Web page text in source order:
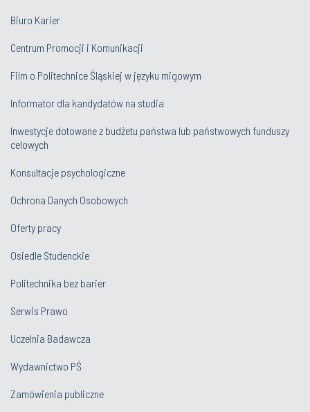
Biuro Karier
Centrum Promocji i Komunikacji
Film o Politechnice Śląskiej w języku migowym
Informator dla kandydatów na studia
Inwestycje dotowane z budżetu państwa lub państwowych funduszy
celowych
Konsultacje psychologiczne
Ochrona Danych Osobowych
Oferty pracy
Osiedle Studenckie
Politechnika bez barier
Serwis Prawo
Uczelnia Badawcza
Wydawnictwo PŚ
Zamówienia publiczne